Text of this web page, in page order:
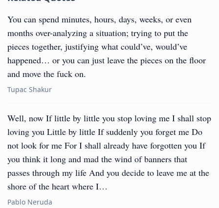
You can spend minutes, hours, days, weeks, or even
months over-analyzing a situation; trying to put the
pieces together, justifying what could’ve, would’ve
happened… or you can just leave the pieces on the floor
and move the fuck on.
Tupac Shakur
Well, now If little by little you stop loving me I shall stop
loving you Little by little If suddenly you forget me Do
not look for me For I shall already have forgotten you If
you think it long and mad the wind of banners that
passes through my life And you decide to leave me at the
shore of the heart where I…
Pablo Neruda